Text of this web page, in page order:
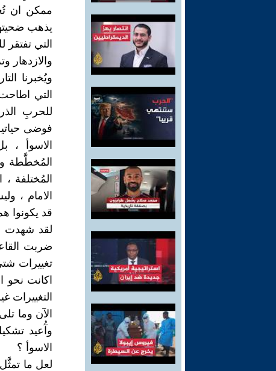
ممكن ان
يذهب
التي
والازدهار
ويُخبرنا
التي
للحربِ
فوضى
الاسوأ ،
المُخطَّطة
المُختلفة
الامام ،
قد يكونوا
لقد شهدت
ضربت
تغييرات
اكانت نحو
الآن وما
وآُعيد
الاسوأ ؟
لعل ما